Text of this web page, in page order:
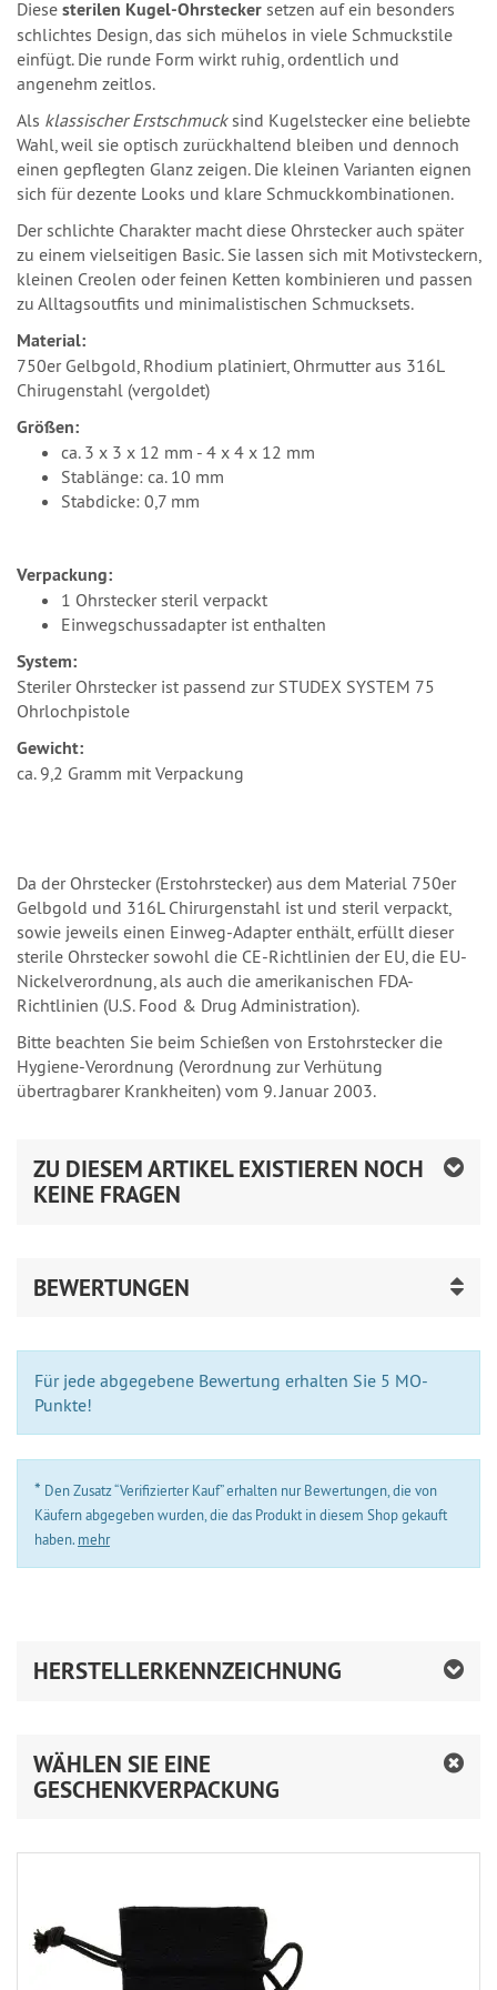
Diese sterilen Kugel-Ohrstecker setzen auf ein besonders
schlichtes Design, das sich mühelos in viele Schmuckstile
einfügt. Die runde Form wirkt ruhig, ordentlich und
angenehm zeitlos.
Als klassischer Erstschmucksind Kugelstecker eine beliebte
Wahl, weil sie optisch zurückhaltend bleiben und dennoch
einen gepflegten Glanz zeigen. Die kleinen Varianten eignen
sich für dezente Looks und klare Schmuckkombinationen.
Der schlichte Charakter macht diese Ohrstecker auch später
zu einem vielseitigen Basic. Sie lassen sich mit Motivsteckern,
kleinen Creolen oder feinen Ketten kombinieren und passen
zu Alltagsoutfits und minimalistischen Schmucksets.
Material:
750er Gelbgold, Rhodium platiniert, Ohrmutter aus 316L
Chirugenstahl (vergoldet)
Größen:
ca. 3 x 3 x 12 mm - 4 x 4 x 12 mm
Stablänge: ca. 10 mm
Stabdicke: 0,7 mm
Verpackung:
1 Ohrstecker steril verpackt
Einwegschussadapter ist enthalten
System:
Steriler Ohrstecker ist passend zur STUDEX SYSTEM 75
Ohrlochpistole
Gewicht:
ca. 9,2 Gramm mit Verpackung
Da der Ohrstecker (Erstohrstecker) aus dem Material 750er
Gelbgold und 316L Chirurgenstahl ist und steril verpackt,
sowie jeweils einen Einweg-Adapter enthält, erfüllt dieser
sterile Ohrstecker sowohl die CE-Richtlinien der EU, die EU-
Nickelverordnung, als auch die amerikanischen FDA-
Richtlinien (U.S. Food & Drug Administration).
Bitte beachten Sie beim Schießen von Erstohrstecker die
Hygiene-Verordnung (Verordnung zur Verhütung
übertragbarer Krankheiten) vom 9. Januar 2003.
ZU DIESEM ARTIKEL EXISTIEREN NOCH
KEINE FRAGEN
BEWERTUNGEN
Für jede abgegebene Bewertung erhalten Sie 5 MO-
Punkte!
* Den Zusatz “Verifizierter Kauf” erhalten nur Bewertungen, die von
Käufern abgegeben wurden, die das Produkt in diesem Shop gekauft
haben. mehr
HERSTELLERKENNZEICHNUNG
WÄHLEN SIE EINE
GESCHENKVERPACKUNG